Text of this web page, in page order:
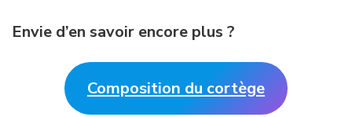
Envie d’en savoir encore plus ?
Composition du cortège